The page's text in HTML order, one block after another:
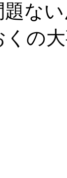
な
くの